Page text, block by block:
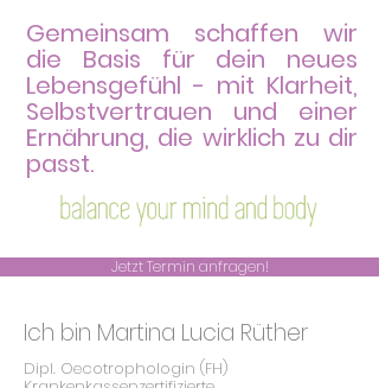
Gemeinsam schaffen wir
die Basis für dein neues
Lebensgefühl - mit Klarheit,
Selbstvertrauen und einer
Ernährung, die wirklich zu dir
passt.
Jetzt Termin anfragen!
Ich bin Martina Lucia Rüther
Dipl. Oecotrophologin (FH)